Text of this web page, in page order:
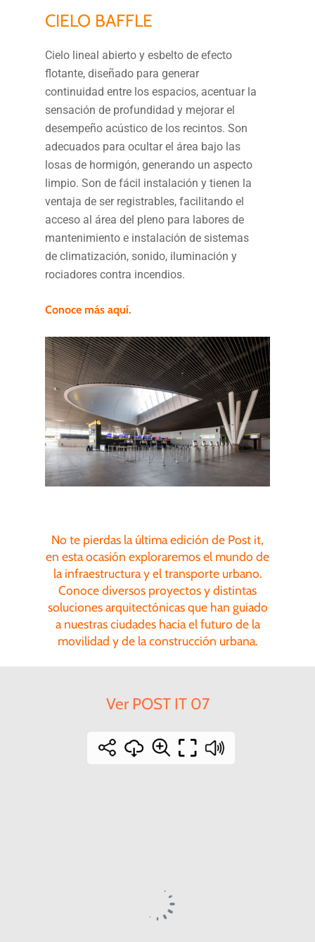
CIELO BAFFLE
Cielo lineal abierto y esbelto de efecto
flotante, diseñado para generar
continuidad entre los espacios, acentuar la
sensación de profundidad y mejorar el
desempeño acústico de los recintos. Son
adecuados para ocultar el área bajo las
losas de hormigón, generando un aspecto
limpio. Son de fácil instalación y tienen la
ventaja de ser registrables, facilitando el
acceso al área del pleno para labores de
mantenimiento e instalación de sistemas
de climatización, sonido, iluminación y
rociadores contra incendios.
Conoce más aquí.
No te pierdas la última edición de Post it,
en esta ocasión exploraremos el mundo de
la infraestructura y el transporte urbano.
Conoce diversos proyectos y distintas
soluciones arquitectónicas que han guiado
a nuestras ciudades hacia el futuro de la
movilidad y de la construcción urbana.
Ver POST IT 07